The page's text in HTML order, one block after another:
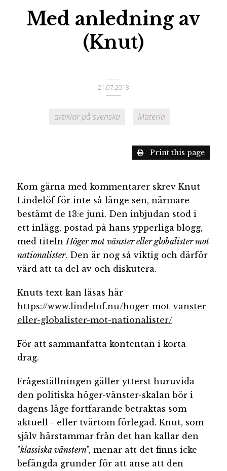
Med anledning av
(Knut)
21.07.2018
artiklar på svenska Materia
Print this page
Kom gärna med kommentarer skrev Knut
Lindelöf för inte så länge sen, närmare
bestämt de 13:e juni. Den inbjudan stod i
ett inlägg, postad på hans ypperliga blogg,
med titeln Höger mot vänster eller globalister mot
nationalister. Den är nog så viktig och därför
värd att ta del av och diskutera.
Knuts text kan läsas här
https://www.lindelof.nu/hoger-mot-vanster-
eller-globalister-mot-nationalister/
För att sammanfatta kontentan i korta
drag.
Frågeställningen gäller ytterst huruvida
den politiska höger-vänster-skalan bör i
dagens läge fortfarande betraktas som
aktuell - eller tvärtom förlegad. Knut, som
själv härstammar från det han kallar den
"klassiska vänstern", menar att det finns icke
befängda grunder för att anse att den